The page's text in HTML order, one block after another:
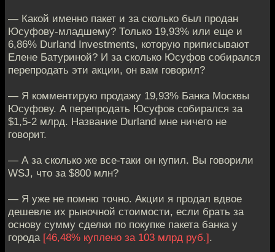
— Какой именно пакет и за сколько был продан
Юсуфову-младшему? Только 19,93% или еще и
6,86% Durland Investments, которую приписывают
Елене Батуриной? И за сколько Юсуфов собирался
перепродать эти акции, он вам говорил?
— Я комментирую продажу 19,93% Банка Москвы
Юсуфову. А перепродать Юсуфов собирался за
$1,5-2 млрд. Название Durland мне ничего не
говорит.
— А за сколько же все-таки он купил. Вы говорили
WSJ, что за $800 млн?
— Я уже не помню точно. Акции я продал вдвое
дешевле их рыночной стоимости, если брать за
основу сумму сделки по покупке пакета банка у
города [46,48% куплено за 103 млрд руб.].